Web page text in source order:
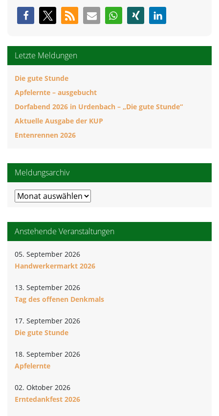
Letzte Meldungen
Die gute Stunde
Apfelernte – ausgebucht
Dorfabend 2026 in Urdenbach – „Die gute Stunde“
Aktuelle Ausgabe der KUP
Entenrennen 2026
Meldungsarchiv
Meldungsarchiv
Anstehende Veranstaltungen
05. September 2026
Handwerkermarkt 2026
13. September 2026
Tag des offenen Denkmals
17. September 2026
Die gute Stunde
18. September 2026
Apfelernte
02. Oktober 2026
Erntedankfest 2026